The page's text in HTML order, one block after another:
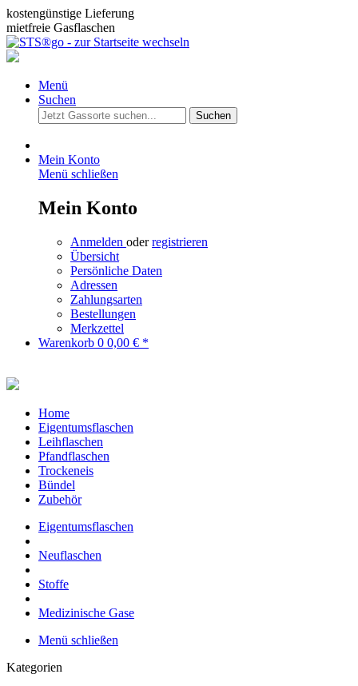
kostengünstige Lieferung
mietfreie Gasflaschen
Menü
Suchen
Suchen
Mein Konto
Menü schließen
Mein Konto
Anmelden oderregistrieren
Übersicht
Persönliche Daten
Adressen
Zahlungsarten
Bestellungen
Merkzettel
Warenkorb 0 0,00 € *
Home
Eigentumsflaschen
Leihflaschen
Pfandflaschen
Trockeneis
Bündel
Zubehör
Eigentumsflaschen
Neuflaschen
Stoffe
Medizinische Gase
Menü schließen
Kategorien